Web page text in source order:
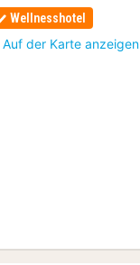
Wellnesshotel
Auf der Karte anzeigen